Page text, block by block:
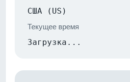
США (US)
Текущее время
Загрузка...